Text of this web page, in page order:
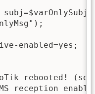
enabled=yes;
rebooted!
reception